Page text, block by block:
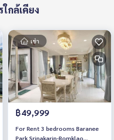
กล้เคียง
เช่า
฿49,999
For Rent 3 bedrooms Baranee
Park Srinakarin-Romklao